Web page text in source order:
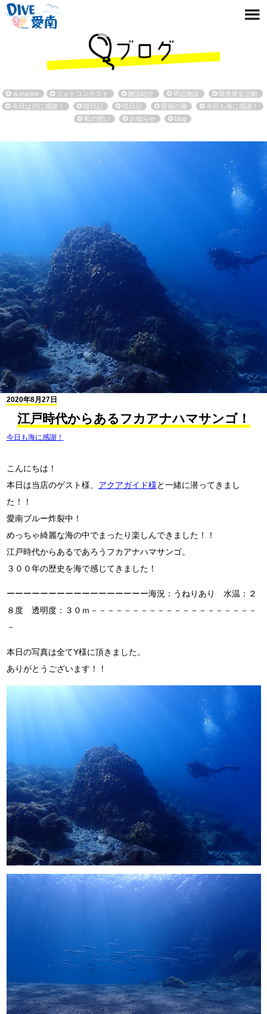
＆marine フォトコンテスト 施設紹介 周辺施設
環境保全活動
今日は川に感謝！
陸日記 陸日記 愛南の海
今日も海に感謝！
私の想い
お知らせ blog
2020年8月27日
江戸時代からあるフカアナハマサンゴ！
今日も海に感謝！
こんにちは！
本日は当店のゲスト様、 アクアガイド様と一緒に潜ってきまし
た！！
愛南ブルー炸裂中！
めっちゃ綺麗な海の中でまったり楽しんできました！！
江戸時代からあるであろうフカアナハマサンゴ。
３００年の歴史を海で感じてきました！
ーーーーーーーーーーーーーーーーー海況：うねりあり 水温：２
８度 透明度：３０ｍ－－－－－－－－－－－－－－－－－－－－
－
本日の写真は全てY様に頂きました。
ありがとうございます！！